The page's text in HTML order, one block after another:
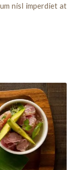
nisl imperdiet at